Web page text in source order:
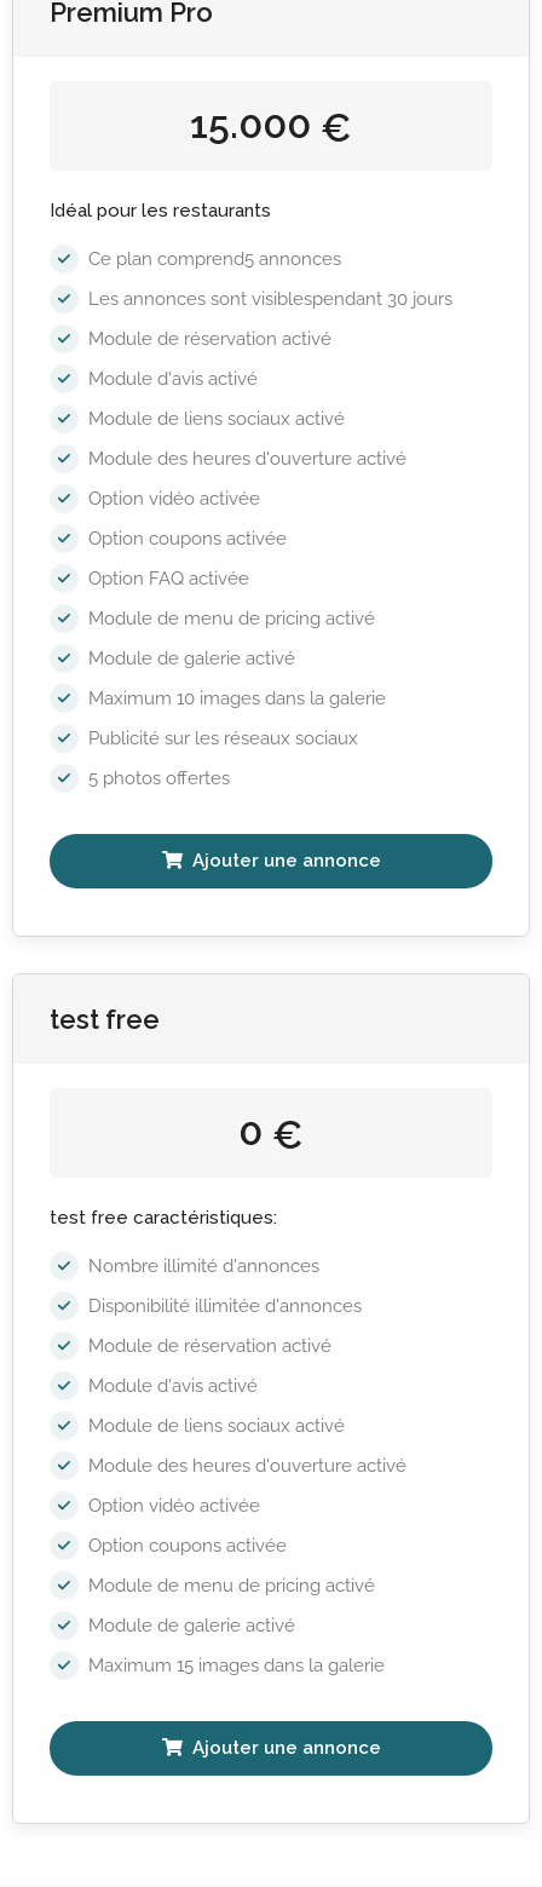
Premium Pro
15.000 €
Idéal pour les restaurants
Ce plan comprend5 annonces
Les annonces sont visiblespendant 30 jours
Module de réservation activé
Module d'avis activé
Module de liens sociaux activé
Module des heures d'ouverture activé
Option vidéo activée
Option coupons activée
Option FAQ activée
Module de menu de pricing activé
Module de galerie activé
Maximum 10 images dans la galerie
Publicité sur les réseaux sociaux
5 photos offertes
Ajouter une annonce
test free
0 €
test free caractéristiques:
Nombre illimité d'annonces
Disponibilité illimitée d'annonces
Module de réservation activé
Module d'avis activé
Module de liens sociaux activé
Module des heures d'ouverture activé
Option vidéo activée
Option coupons activée
Module de menu de pricing activé
Module de galerie activé
Maximum 15 images dans la galerie
Ajouter une annonce